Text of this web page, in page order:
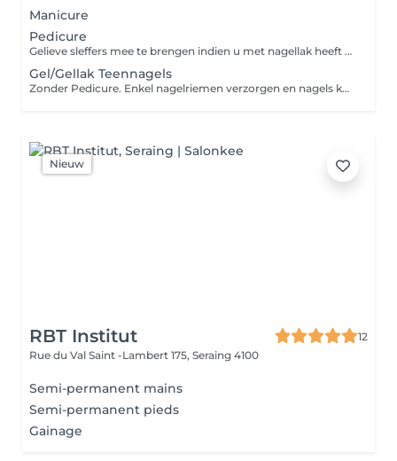
Manicure
Pedicure
Gelieve sleffers mee te brengen indien u met nagellak heeft gekozen.
Gel/Gellak Teennagels
Zonder Pedicure. Enkel nagelriemen verzorgen en nagels knippen/vijlen)
Nieuw
RBT Institut
12
Rue du Val Saint -Lambert 175, Seraing 4100
Semi-permanent mains
Semi-permanent pieds
Gainage